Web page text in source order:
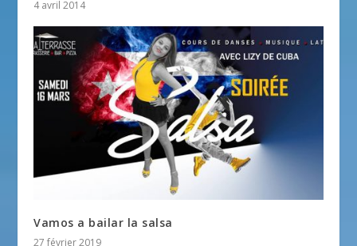
4 avril 2014
Vamos a bailar la salsa
27 février 2019